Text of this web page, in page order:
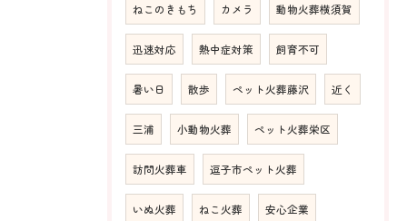
ねこのきもち カメラ 動物火葬横須賀
迅速対応 熱中症対策 飼育不可
暑い日 散歩 ペット火葬藤沢 近く
三浦 小動物火葬 ペット火葬栄区
訪問火葬車 逗子市ペット火葬
いぬ火葬 ねこ火葬 安心企業